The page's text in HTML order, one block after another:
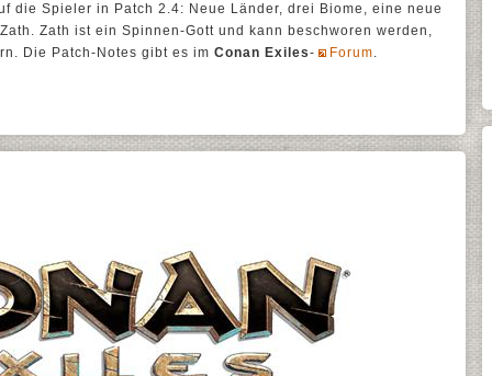
die Spieler in Patch 2.4: Neue Länder, drei Biome, eine neue
Zath ist ein Spinnen-Gott und kann beschworen werden,
Die Patch-Notes gibt es im Conan Exiles- Forum.